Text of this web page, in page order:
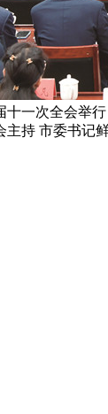
十一次全会举行
主持 市委书记